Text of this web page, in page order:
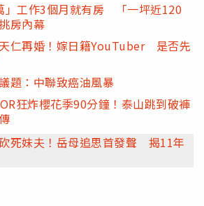
」工作3個月就有房 「一坪近120
房內幕
天仁再婚！嫁日籍YouTuber 是否先
題：中聯致癌油風暴
狂炸櫻花季90分鐘！泰山跳到破褲
死妹夫！岳母追思首發聲 揭11年